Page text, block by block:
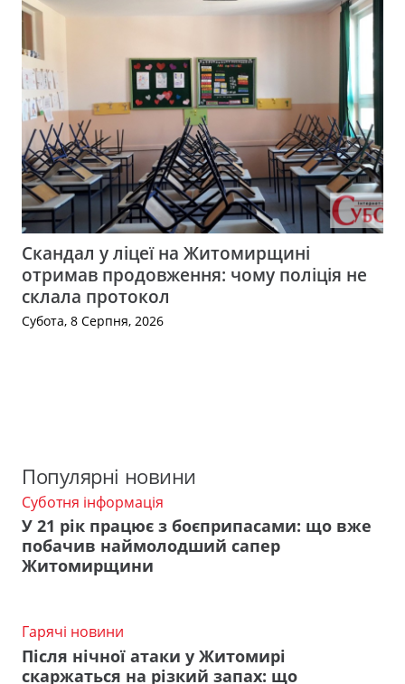
Скандал у ліцеї на Житомирщині
отримав продовження: чому поліція не
склала протокол
Субота, 8 Серпня, 2026
Популярні новини
Суботня інформація
У 21 рік працює з боєприпасами: що вже
побачив наймолодший сапер
Житомирщини
Гарячі новини
Після нічної атаки у Житомирі
скаржаться на різкий запах: що